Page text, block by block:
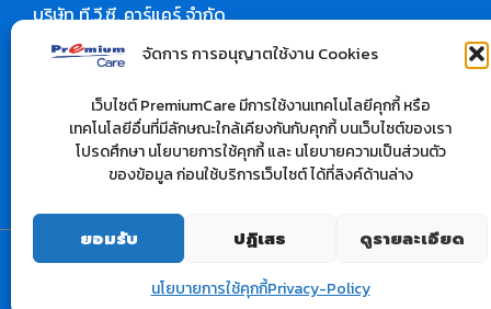
จัดการ การอนุญาตใช้งาน Cookies
เว็บไซต์ PremiumCare มีการใช้งานเทคโนโลยีคุกกี้ หรือ
เทคโนโลยีอื่นที่มีลักษณะใกล้เคียงกันกับคุกกี้ บนเว็บไซต์ของเรา
โปรดศึกษา นโยบายการใช้คุกกี้ และ นโยบายความเป็นส่วนตัว
ของข้อมูล ก่อนใช้บริการเว็บไซต์ ได้ที่ลิงค์ด้านล่าง
ยอมรับ ปฏิเสธ ดูรายละเอียด
นโยบายการใช้คุกกี้Privacy-Policy
บริษัท ที.วี.ซี. คาร์แคร์ จำกัด
สำนักงาน : 10/37 ซอยลาดพร้าว 28 ถนนลาดพร้าว
แขวงจันทรเกษม เขตวังทองหลาง กรุงเทพฯ 10900 จำกัด
สอบถามข้อมูลเพิ่มเติมได้ที่
โทร : 02-512-0283
เว็ปไซต์ :www.premium-carcare.com
Copyright © 2026 premium care.in.th | Powered by